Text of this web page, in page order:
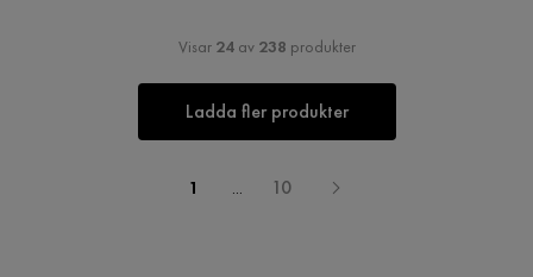
Visar 24av 238 produkter
Ladda fler produkter
1 ... 10